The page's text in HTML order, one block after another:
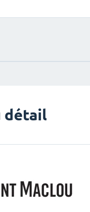
détail